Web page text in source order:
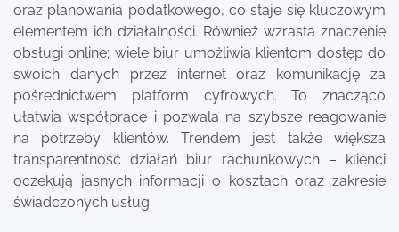
oraz planowania podatkowego, co staje się kluczowym
elementem ich działalności. Również wzrasta znaczenie
obsługi online; wiele biur umożliwia klientom dostęp do
swoich danych przez internet oraz komunikację za
pośrednictwem platform cyfrowych. To znacząco
ułatwia współpracę i pozwala na szybsze reagowanie
na potrzeby klientów. Trendem jest także większa
transparentność działań biur rachunkowych – klienci
oczekują jasnych informacji o kosztach oraz zakresie
świadczonych usług.